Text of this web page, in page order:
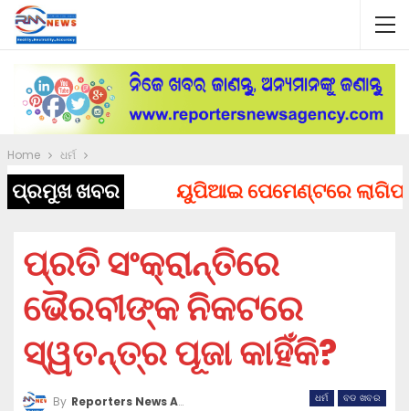
Home ଧର୍ମ
ପ୍ରମୁଖ ଖବର ୟୁପିଆଇ ପେମେଣ୍ଟରେ ଲାଗିପାରେ
ପ୍ରତି ସଂକ୍ରାନ୍ତିରେ
ଭୈରବୀଙ୍କ ନିକଟରେ
ସ୍ୱତନ୍ତ୍ର ପୂଜା କାହିଁକି?
ଧର୍ମ ବଡ ଖବର
By Reporters News Agency